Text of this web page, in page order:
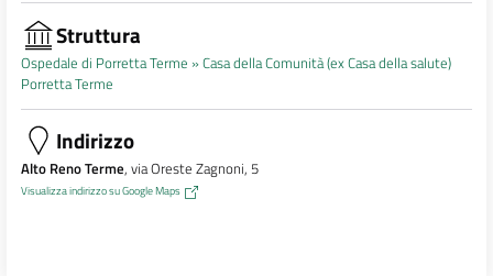
Struttura
Ospedale di Porretta Terme »Casa della Comunità (ex Casa della salute)
Porretta Terme
Indirizzo
Alto Reno Terme, via Oreste Zagnoni, 5
Visualizza indirizzo su Google Maps